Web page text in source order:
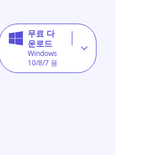
무료 다
운로드
Windows
10/8/7 용